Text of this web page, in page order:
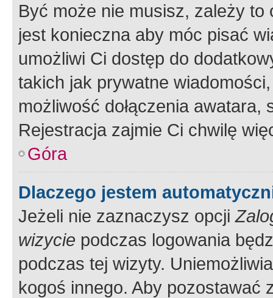
Być może nie musisz, zależy
jest konieczna aby móc pisać
umożliwi Ci dostęp do
takich jak prywatne
możliwość dołączenia
Rejestracja zajmie Ci chwilę
Góra
Dlaczego jestem
Jeżeli nie zaznaczysz opcji
wizycie podczas logowania
podczas tej wizyty.
kogoś innego. Aby pozostawać